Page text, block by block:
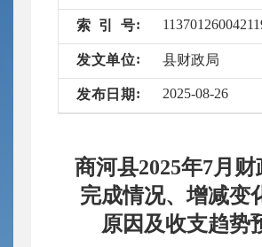
索 引 号
发文单位 县财政局
发布 日 期 2025-08-26
商河县2025年7月
完成情况、增减变
原因及收支趋势